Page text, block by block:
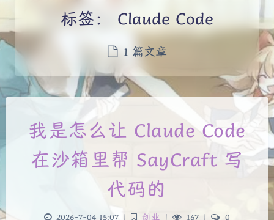
标签： Claude Code
1 篇文章
我是怎么让 Claude Code
在沙箱里帮 SayCraft 写
代码的
2026-7-04 15:07 | 创业 | 167 | 0